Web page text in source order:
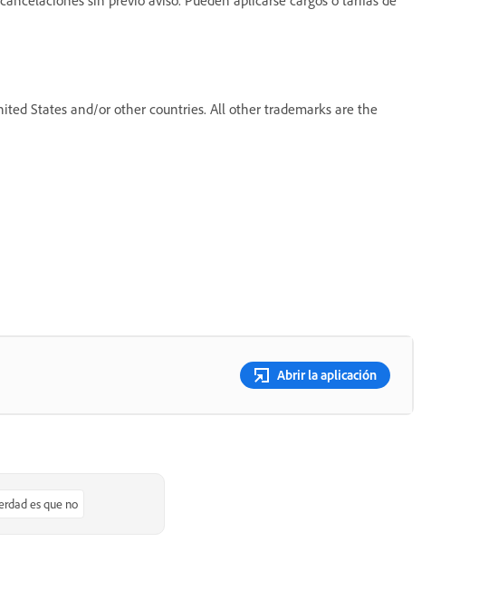
States and/or other countries. All other trademarks are the
Abrir la aplicación
es que no